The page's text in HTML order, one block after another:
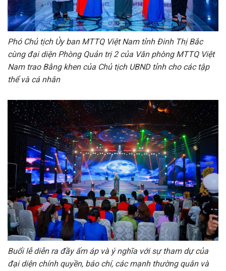
Phó Chủ tịch Ủy ban MTTQ Việt Nam tỉnh Đinh Thị Bắc
cùng đại diện Phòng Quản trị 2 của Văn phòng MTTQ Việt
Nam trao Bằng khen của Chủ tịch UBND tỉnh cho các tập
thể và cá nhân
Buổi lễ diễn ra đầy ấm áp và ý nghĩa với sự tham dự của
đại diện chính quyền, báo chí, các mạnh thường quân và